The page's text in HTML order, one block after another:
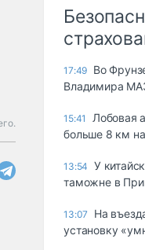
17:49 Во
Владимира
15:41
Лобовая
больше 8 км
13:54
У
таможне в
13:07
Ha
ycтaнoвкy